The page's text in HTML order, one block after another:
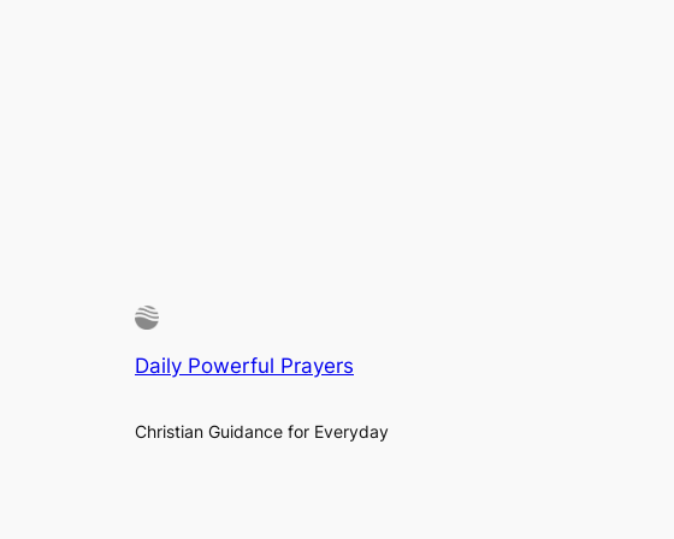
Daily Powerful Prayers
Christian Guidance for Everyday